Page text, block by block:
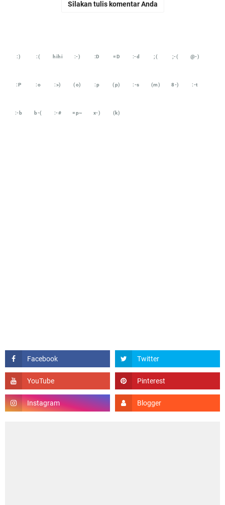
Silakan tulis komentar Anda
:) :( hihi :-) :D =D :-d ;( ;-( @-)
:P :o :>) (o) :p (p) :-s (m) 8-) :-t
:-b b-( :-# =p~ x-) (k)